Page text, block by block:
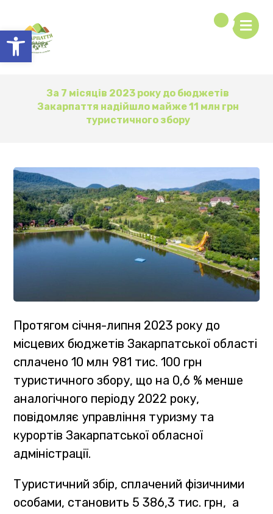
Відкрити Панель інструментів
За 7 місяців 2023 року до бюджетів
Закарпаття надійшло майже 11 млн грн
туристичного збору
Протягом січня-липня 2023 року до
місцевих бюджетів Закарпатської області
сплачено 10 млн 981 тис. 100 грн
туристичного збору, що на 0,6 % менше
аналогічного періоду 2022 року,
повідомляє управління туризму та
курортів Закарпатської обласної
адміністрації.
Туристичний збір, сплачений фізичними
особами, становить 5 386,3 тис. грн, а